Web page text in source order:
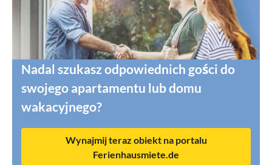
Nadal szukasz odpowiednich gości do
swojego apartamentu lub domu
wakacyjnego?
Wynajmij teraz obiekt na portalu
Ferienhausmiete.de